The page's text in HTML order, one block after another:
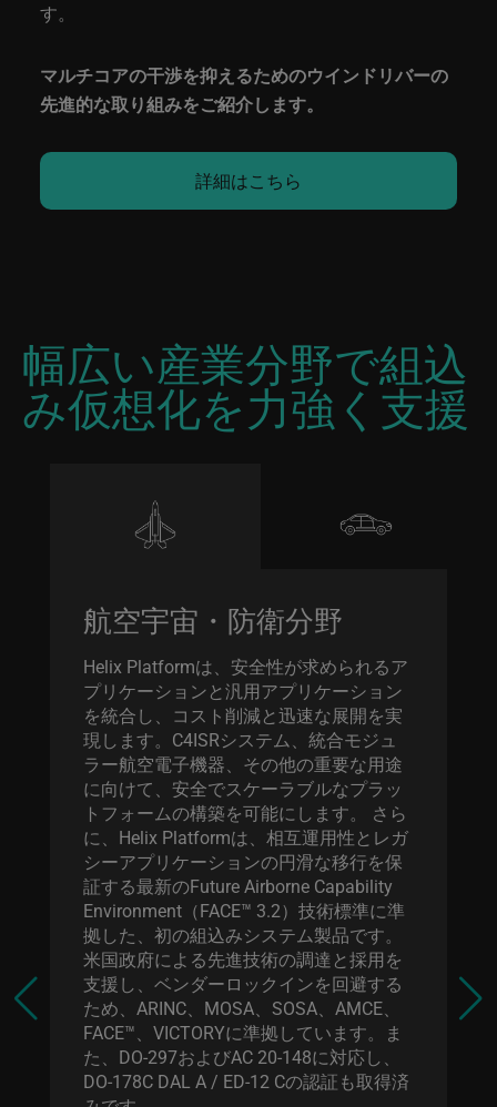
す。
マルチコアの干渉を抑えるためのウインドリバーの
先進的な取り組みをご紹介します。
詳細はこちら
幅広い産業分野で組込
み仮想化を力強く支援
航空宇宙・防衛分野
Helix Platformは、安全性が求められるア
プリケーションと汎用アプリケーション
を統合し、コスト削減と迅速な展開を実
現します。C4ISRシステム、統合モジュ
ラー航空電子機器、その他の重要な用途
に向けて、安全でスケーラブルなプラッ
トフォームの構築を可能にします。 さら
に、Helix Platformは、相互運用性とレガ
シーアプリケーションの円滑な移行を保
証する最新のFuture Airborne Capability
Environment（FACE™ 3.2）技術標準に準
拠した、初の組込みシステム製品です。
米国政府による先進技術の調達と採用を
支援し、ベンダーロックインを回避する
ため、ARINC、MOSA、SOSA、AMCE、
FACE™、VICTORYに準拠しています。ま
た、DO-297およびAC 20-148に対応し、
DO-178C DAL A / ED-12 Cの認証も取得済